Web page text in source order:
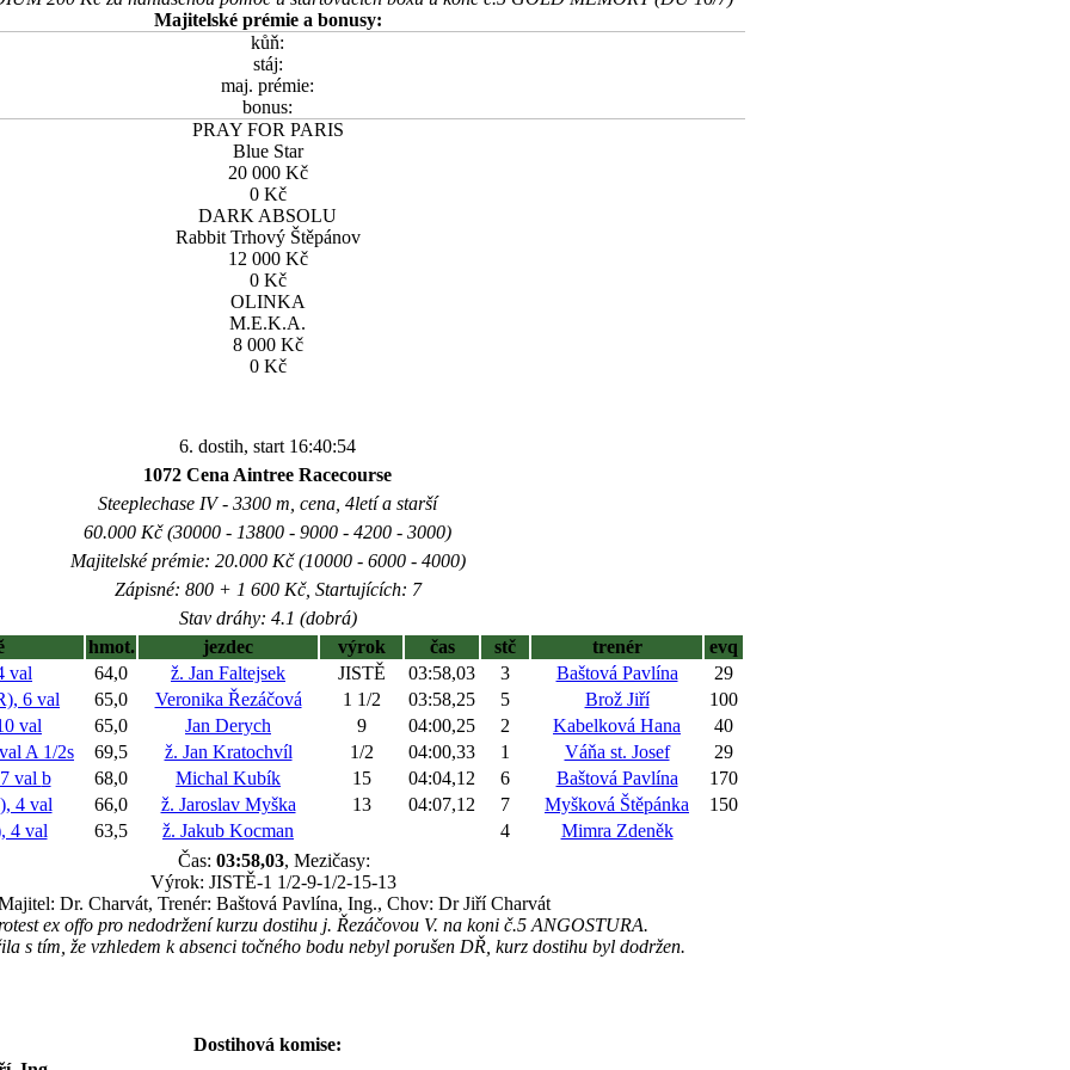
Majitelské prémie a bonusy:
kůň:
stáj:
maj. prémie:
bonus:
PRAY FOR PARIS
Blue Star
20 000 Kč
0 Kč
DARK ABSOLU
Rabbit Trhový Štěpánov
12 000 Kč
0 Kč
OLINKA
M.E.K.A.
8 000 Kč
0 Kč
6. dostih, start 16:40:54
1072 Cena Aintree Racecourse
Steeplechase IV - 3300 m, cena, 4letí a starší
60.000 Kč (30000 - 13800 - 9000 - 4200 - 3000)
Majitelské prémie: 20.000 Kč (10000 - 6000 - 4000)
Zápisné: 800 + 1 600 Kč, Startujících: 7
Stav dráhy: 4.1 (dobrá)
hmot. jezdec výrok čas stč trenér
evq
val 64,0 ž. Jan Faltejsek JISTĚ 03:58,03 3 Baštová Pavlína
29
6 val 65,0 Veronika Řezáčová 1 1/2 03:58,25 5 Brož Jiří
100
val 65,0 Jan Derych 9 04:00,25 2 Kabelková Hana
40
A 1/2s 69,5 ž. Jan Kratochvíl 1/2 04:00,33 1 Váňa st. Josef
29
val b 68,0 Michal Kubík 15 04:04,12 6 Baštová Pavlína
170
4 val 66,0 ž. Jaroslav Myška 13 04:07,12 7 Myšková Štěpánka
150
4 val 63,5 ž. Jakub Kocman 4
Mimra Zdeněk
Čas: 03:58,03, Mezičasy:
Výrok: JISTĚ-1 1/2-9-1/2-15-13
Dr. Charvát, Trenér: Baštová Pavlína, Ing., Chov: Dr Jiří Charvát
ex offo pro nedodržení kurzu dostihu j. Řezáčovou V. na koni č.5 ANGOSTURA.
s tím, že vzhledem k absenci točného bodu nebyl porušen DŘ, kurz dostihu byl dodržen.
Dostihová komise: